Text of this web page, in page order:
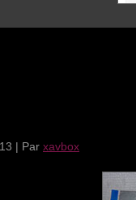
| Par xavbox